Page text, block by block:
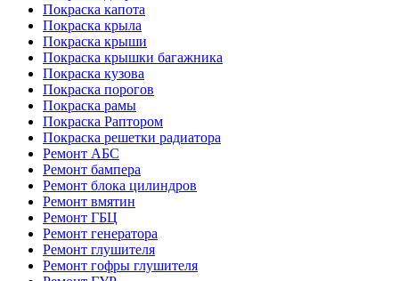
Покраска капота
Покраска крыла
Покраска крыши
Покраска крышки багажника
Покраска кузова
Покраска порогов
Покраска рамы
Покраска Раптором
Покраска решетки радиатора
Ремонт АБС
Ремонт бампера
Ремонт блока цилиндров
Ремонт вмятин
Ремонт ГБЦ
Ремонт генератора
Ремонт глушителя
Ремонт гофры глушителя